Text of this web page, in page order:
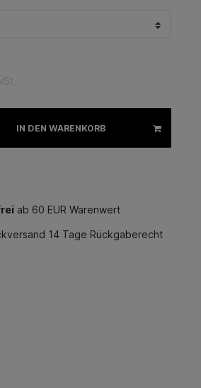
IN DEN WARENKORB
ab 60 EUR Warenwert
14 Tage Rückgaberecht